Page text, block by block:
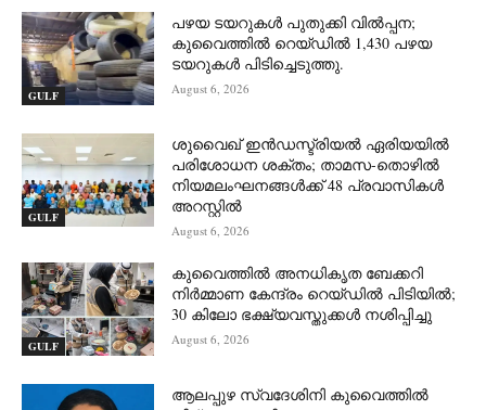
GULF
പഴയ ടയറുകൾ പുതുക്കി വിൽപ്പന;
കുവൈത്തിൽ റെയ്ഡിൽ 1,430 പഴയ
ടയറുകൾ പിടിച്ചെടുത്തു.
August 6, 2026
GULF
ശുവൈഖ് ഇൻഡസ്ട്രിയൽ ഏരിയയിൽ
പരിശോധന ശക്തം; താമസ-തൊഴിൽ
നിയമലംഘനങ്ങൾക്ക് 48 പ്രവാസികൾ
അറസ്റ്റിൽ
August 6, 2026
GULF
കുവൈത്തിൽ അനധികൃത ബേക്കറി
നിർമ്മാണ കേന്ദ്രം റെയ്ഡിൽ പിടിയിൽ;
30 കിലോ ഭക്ഷ്യവസ്തുക്കൾ നശിപ്പിച്ചു
August 6, 2026
ആലപ്പുഴ സ്വദേശിനി കുവൈത്തിൽ